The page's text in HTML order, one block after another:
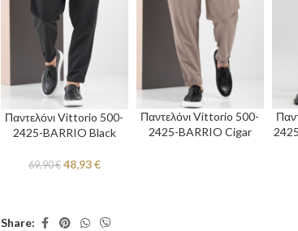
Παντελόνι Vittorio 500-
2425-BARRIO Black
69,90€ 48,93€
Παντελόνι Vittorio 500-
2425-BARRIO Cigar
Share: